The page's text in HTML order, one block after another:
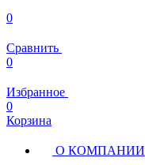
0
Сравнить
0
Избранное
0
Корзина
О КОМПАНИИ